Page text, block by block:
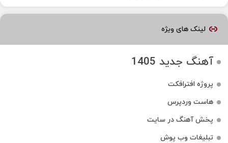
لینک های ویژه
آهنگ جدید 1405
پروژه افترافکت
هاست وردپرس
پخش آهنگ در سایت
تبلیغات وب پوش